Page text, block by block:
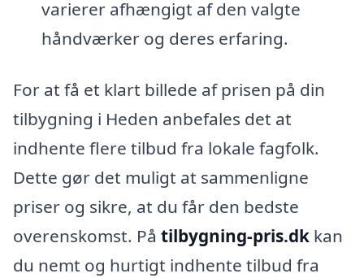
varierer afhængigt af den valgte
håndværker og deres erfaring.
For at få et klart billede af prisen på din
tilbygning i Heden anbefales det at
indhente flere tilbud fra lokale fagfolk.
Dette gør det muligt at sammenligne
priser og sikre, at du får den bedste
overenskomst. På tilbygning-pris.dk kan
du nemt og hurtigt indhente tilbud fra